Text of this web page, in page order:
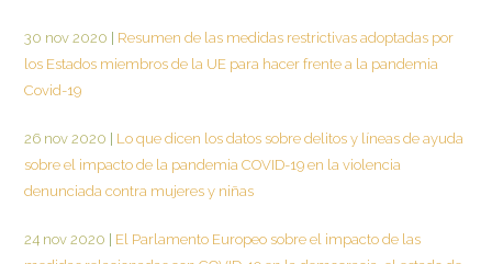
30 nov 2020
Resumen de las medidas restrictivas adoptadas por
los Estados miembros de la UE para hacer frente a la pandemia
Covid-19
26 nov 2020
Lo que dicen los datos sobre delitos y líneas de ayuda
sobre el impacto de la pandemia COVID-19 en la violencia
denunciada contra mujeres y niñas
24 nov 2020
El Parlamento Europeo sobre el impacto de las